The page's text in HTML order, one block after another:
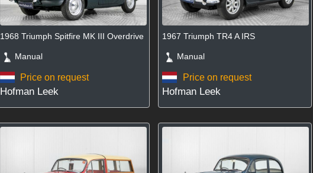
1968 Triumph Spitfire MK III Overdrive
Manual
Price on request
Hofman Leek
1967 Triumph TR4 A IRS
Manual
Price on request
Hofman Leek